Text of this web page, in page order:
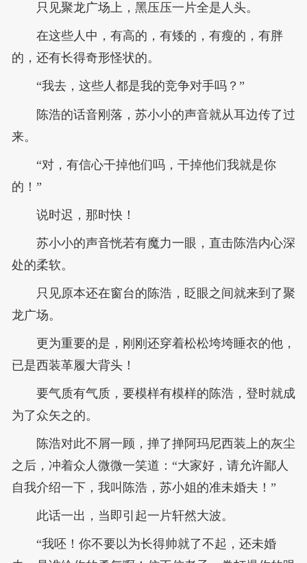
只见聚龙广场上，黑压压一片全是人头。
在这些人中，有高的，有矮的，有瘦的，有胖
的，还有长得奇形怪状的。
“我去，这些人都是我的竞争对手吗？”
陈浩的话音刚落，苏小小的声音就从耳边传了过
来。
“对，有信心干掉他们吗，干掉他们我就是你
的！”
说时迟，那时快！
苏小小的声音恍若有魔力一眼，直击陈浩内心深
处的柔软。
只见原本还在窗台的陈浩，眨眼之间就来到了聚
龙广场。
更为重要的是，刚刚还穿着松松垮垮睡衣的他，
已是西装革履大背头！
要气质有气质，要模样有模样的陈浩，登时就成
为了众矢之的。
陈浩对此不屑一顾，掸了掸阿玛尼西装上的灰尘
之后，冲着众人微微一笑道：“大家好，请允许鄙人
自我介绍一下，我叫陈浩，苏小姐的准未婚夫！”
此话一出，当即引起一片轩然大波。
“我呸！你不要以为长得帅就了不起，还未婚